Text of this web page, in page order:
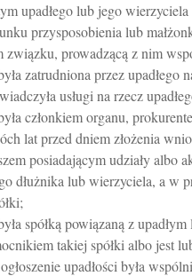
upadłego lub jego
przysposobienia lub
związku, prowadzącą z nim
zatrudniona przez
usługi na rzecz
członkiem organu,
lat przed dniem złożenia
posiadającym udziały albo
dłużnika lub wierzyciela, a w
spółką powiązaną z
takiej spółki albo jest
upadłości była